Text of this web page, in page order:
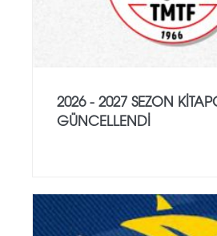
2026 - 2027 SEZON
GÜNCELLENDI